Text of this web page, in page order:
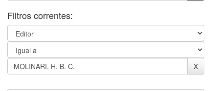
Filtros correntes: